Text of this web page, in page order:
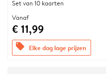
Set van 10 kaarten
Vanaf
€ 11,99
offers Elke dag lage prijzen